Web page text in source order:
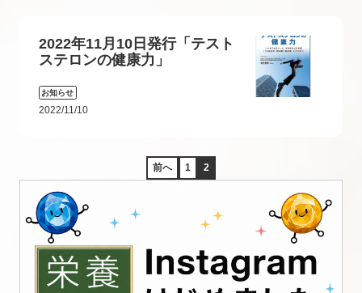
2022年11月10日発行「テスト
ステロンの健康力」
お知らせ
2022/11/10
前へ 1 2